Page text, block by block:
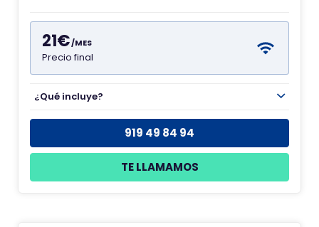
21€/MES
Precio final
¿Qué incluye?
919 49 84 94
TE LLAMAMOS